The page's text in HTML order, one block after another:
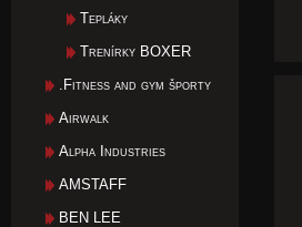
Tepláky
Trenírky BOXER
.Fitness and gym športy
Airwalk
Alpha Industries
AMSTAFF
BEN LEE